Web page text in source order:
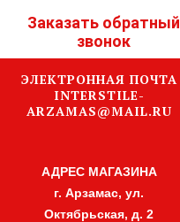
Заказать обратный
звонок
ЭЛЕКТРОННАЯ ПОЧТА
INTERSTILE-
ARZAMAS@MAIL.RU
АДРЕС МАГАЗИНА
г. Арзамас, ул.
Октябрьская, д. 2